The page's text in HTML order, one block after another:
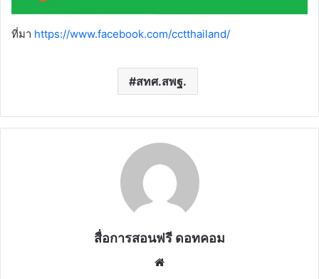
ที่มา https://www.facebook.com/cctthailand/
สทศ.สพฐ.
สื่อการสอนฟรี ดอทคอม